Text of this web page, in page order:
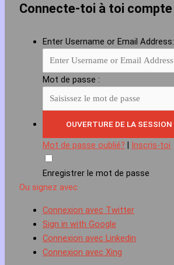
Connecte-toi à toi compte
Enter Username or Email Address:
Mot de passe :
Mot de passe oublié? | Inscris-toi
Enregistrer le mot de passe
Ou signez avec
Connexion avec Twitter
Sign in with Google
Connexion avec Linkedin
Connexion avec Xing